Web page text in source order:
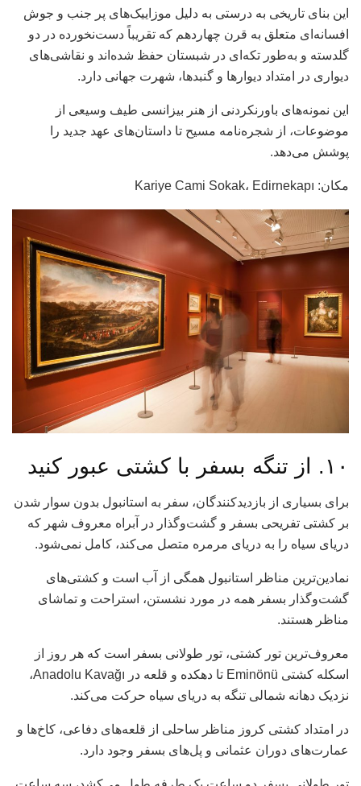
این بنای تاریخی به درستی به دلیل موزاییک‌های پر جنب و جوش
افسانه‌ای متعلق به قرن چهاردهم که تقریباً دست‌نخورده در دو
گلدسته و به‌طور تکه‌ای در شبستان حفظ شده‌اند و نقاشی‌های
دیواری در امتداد دیوارها و گنبدها، شهرت جهانی دارد.
این نمونه‌های باورنکردنی از هنر بیزانسی طیف وسیعی از
موضوعات، از شجره‌نامه مسیح تا داستان‌های عهد جدید را
پوشش می‌دهد.
مکان: Kariye Cami Sokak، Edirnekapı
۱۰. از تنگه بسفر با کشتی عبور کنید
برای بسیاری از بازدیدکنندگان، سفر به استانبول بدون سوار شدن
بر کشتی تفریحی بسفر و گشت‌وگذار در آبراه معروف شهر که
دریای سیاه را به دریای مرمره متصل می‌کند، کامل نمی‌شود.
نمادین‌ترین مناظر استانبول همگی از آب است و کشتی‌های
گشت‌وگذار بسفر همه در مورد نشستن، استراحت و تماشای
مناظر هستند.
معروف‌ترین تور کشتی، تور طولانی بسفر است که هر روز از
اسکله کشتی Eminönü تا دهکده و قلعه در Anadolu Kavağı،
نزدیک دهانه شمالی تنگه به ​​دریای سیاه حرکت می‌کند.
در امتداد کشتی کروز مناظر ساحلی از قلعه‌های دفاعی، کاخ‌ها و
عمارت‌های دوران عثمانی و پل‌های بسفر وجود دارد.